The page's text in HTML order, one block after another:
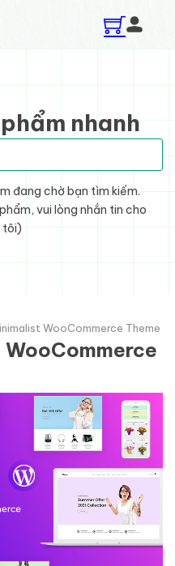
nhanh
đang chờ bạn tìm kiếm.
vui lòng nhắn tin cho
tôi)
WooCommerce Theme